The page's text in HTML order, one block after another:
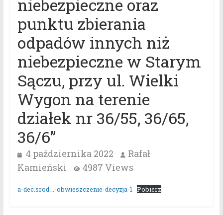
niebezpieczne oraz
punktu zbierania
odpadów innych niż
niebezpieczne w Starym
Sączu, przy ul. Wielki
Wygon na terenie
działek nr 36/55, 36/65,
36/6”
4 października 2022
Rafał
Kamieński
4987 Views
a-dec.srod_.-obwieszczenie-decyzja-1 Pobierz